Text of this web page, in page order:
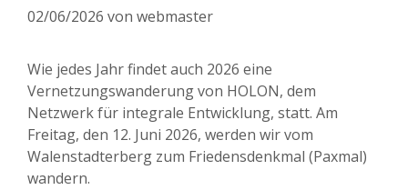
02/06/2026 von webmaster
Wie jedes Jahr findet auch 2026 eine
Vernetzungswanderung von HOLON, dem
Netzwerk für integrale Entwicklung, statt. Am
Freitag, den 12. Juni 2026, werden wir vom
Walenstadterberg zum Friedensdenkmal (Paxmal)
wandern.